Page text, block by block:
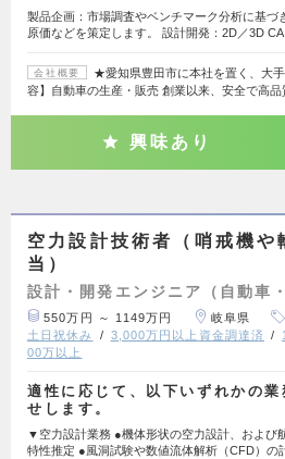
製品企画：市場調査やベンチマーク分析に基づ
原価などを策定します。 設計開発：2D／3D
会社概要
★愛知県豊田市に本社を置く、大
容】自動車の生産・販売 創業以来、安全で高
興味あり
空力設計技術者（哨戒機や
当）
設計・開発エンジニア（自動車
550万円 ～ 1149万円 岐阜県
土日祝休み
3,000万円以上資金調達済
00万以上
適性に応じて、以下いずれかの業
せします。
▼空力設計業務 ●機体形状の空力設計、および
特性推定 ●風洞試験や数値流体解析（CFD）の